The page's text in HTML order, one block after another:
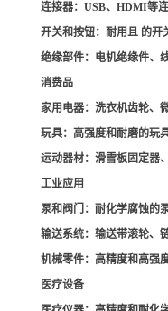
连接器：USB、HDMI等连
开关和按钮：耐用且 的开
绝缘部件：电机绝缘件、
消费品
家用电器：洗衣机齿轮、
玩具：高强度和耐磨的玩
运动器材：滑雪板固定器
工业应用
泵和阀门 ：耐化学腐蚀的
输送系统：输送带滚轮、
机械零件：高精度和高强
医疗设备